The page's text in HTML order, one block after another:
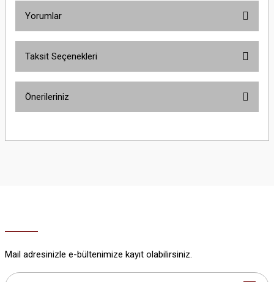
Yorumlar
Taksit Seçenekleri
Önerileriniz
yetersiz gördüğünüz noktaları öneri formunu kullanarak tarafımıza
Bu ürüne benzer farklı alternatifler olmalı.
Mail adresinizle e-bültenimize kayıt olabilirsiniz.